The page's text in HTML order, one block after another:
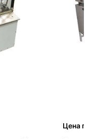
Цена по